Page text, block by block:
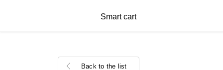
Smart cart
Back to the list